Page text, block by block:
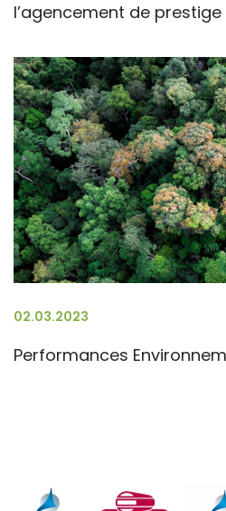
l’agencement de prestige
02.03.2023
Performances